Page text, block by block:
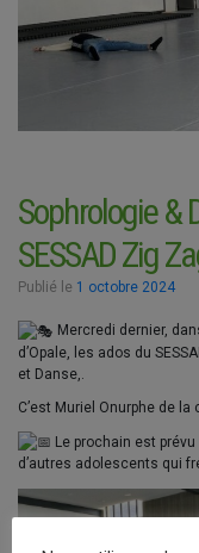
Sophrologie &
SESSAD Zig
Publié le 1 octobre 2024
Mercredi dernier,
d’Opale, les ados du
et Danse,.
C’est Muriel Onurphe de
Le prochain est
d’autres adolescents qui